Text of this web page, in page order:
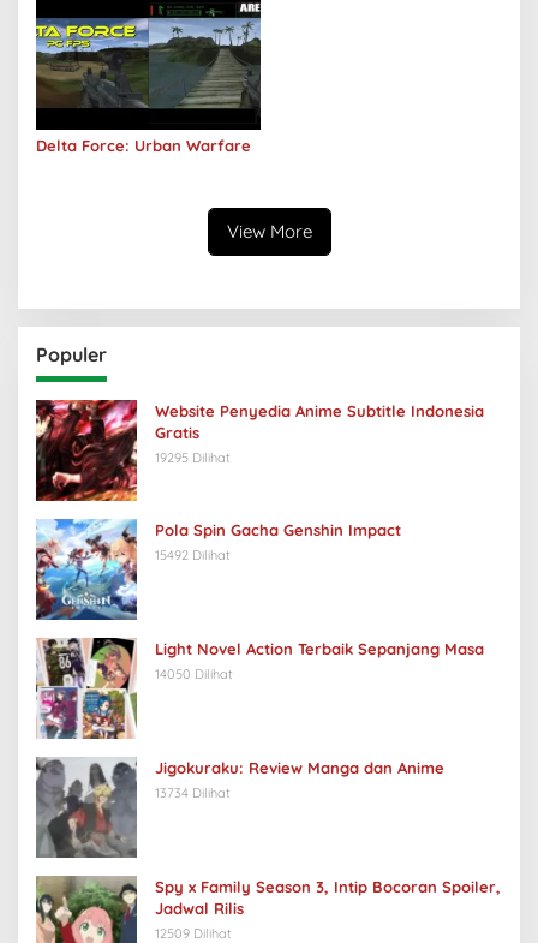
Delta Force: Urban Warfare
View More
Populer
Website Penyedia Anime Subtitle Indonesia
Gratis
19295 Dilihat
Pola Spin Gacha Genshin Impact
15492 Dilihat
Light Novel Action Terbaik Sepanjang Masa
14050 Dilihat
Jigokuraku: Review Manga dan Anime
13734 Dilihat
Spy x Family Season 3, Intip Bocoran Spoiler,
Jadwal Rilis
12509 Dilihat